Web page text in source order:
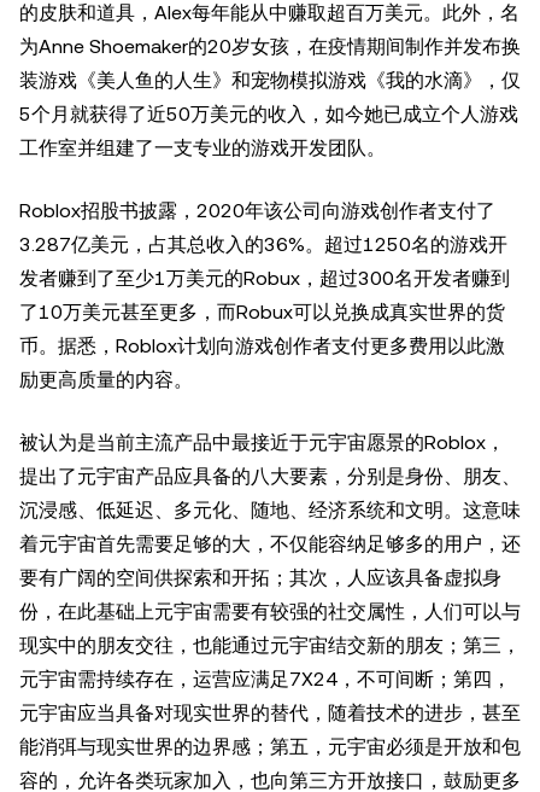
的皮肤和道具，Alex每年能从中赚取超百万美元。此外，名
为Anne Shoemaker的20岁女孩，在疫情期间制作并发布换
装游戏《美人鱼的人生》和宠物模拟游戏《我的水滴》，仅
5个月就获得了近50万美元的收入，如今她已成立个人游戏
工作室并组建了一支专业的游戏开发团队。
Roblox招股书披露，2020年该公司向游戏创作者支付了
3.287亿美元，占其总收入的36%。超过1250名的游戏开
发者赚到了至少1万美元的Robux，超过300名开发者赚到
了10万美元甚至更多，而Robux可以兑换成真实世界的货
币。据悉，Roblox计划向游戏创作者支付更多费用以此激
励更高质量的内容。
被认为是当前主流产品中最接近于元宇宙愿景的Roblox，
提出了元宇宙产品应具备的八大要素，分别是身份、朋友、
沉浸感、低延迟、多元化、随地、经济系统和文明。这意味
着元宇宙首先需要足够的大，不仅能容纳足够多的用户，还
要有广阔的空间供探索和开拓；其次，人应该具备虚拟身
份，在此基础上元宇宙需要有较强的社交属性，人们可以与
现实中的朋友交往，也能通过元宇宙结交新的朋友；第三，
元宇宙需持续存在，运营应满足7X24，不可间断；第四，
元宇宙应当具备对现实世界的替代，随着技术的进步，甚至
能消弭与现实世界的边界感；第五，元宇宙必须是开放和包
容的，允许各类玩家加入，也向第三方开放接口，鼓励更多